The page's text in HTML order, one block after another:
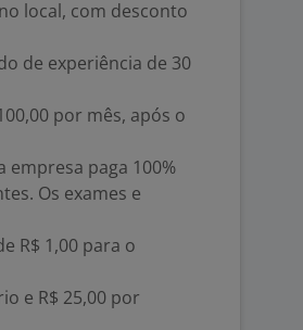
local, com desconto
de experiência de 30
por mês, após o
empresa paga 100%
Os exames e
R$ 1,00 para o
e R$ 25,00 por